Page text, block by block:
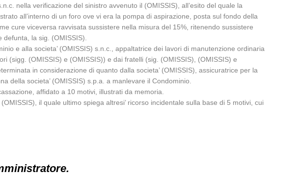
nella verificazione del sinistro avvenuto il (OMISSIS), all’esito del quale la
all’interno di un foro ove vi era la pompa di aspirazione, posta sul fondo della
cure viceversa ravvisata sussistere nella misura del 15%, ritenendo sussistere
la sig. (OMISSIS).
e alla societa’ (OMISSIS) s.n.c., appaltatrice dei lavori di manutenzione ordinaria
(sigg. (OMISSIS) e (OMISSIS)) e dai fratelli (sig. (OMISSIS), (OMISSIS) e
in considerazione di quanto dalla societa’ (OMISSIS), assicuratrice per la
della societa’ (OMISSIS) s.p.a. a manlevare il Condominio.
affidato a 10 motivi, illustrati da memoria.
il quale ultimo spiega altresi’ ricorso incidentale sulla base di 5 motivi, cui